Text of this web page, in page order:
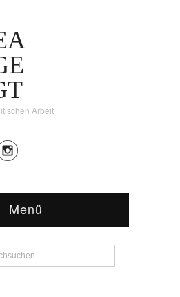
Arbeit
Menü